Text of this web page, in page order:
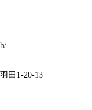
田1-20-13